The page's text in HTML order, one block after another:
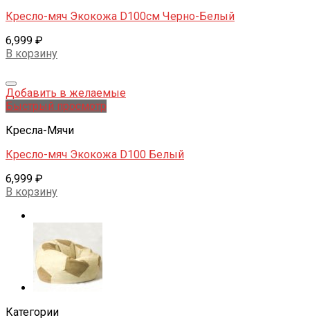
Кресло-мяч Экокожа D100см Черно-Белый
6,999 ₽
В корзину
Добавить в желаемые
Быстрый просмотр
Кресла-Мячи
Кресло-мяч Экокожа D100 Белый
6,999 ₽
В корзину
Категории